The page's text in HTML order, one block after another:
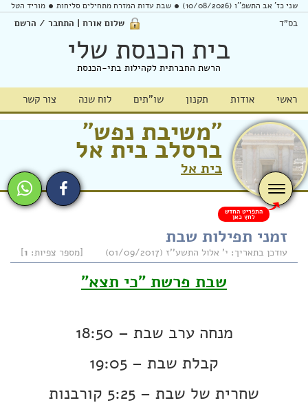
שני כז' אב התשפ''ו (10/08/2026) שבת עדות המזרח מתחילים סליחות מוריד הטל
בס"ד שלום אורח | התחבר / הרשם
בית הכנסת שלי
הרשת החברתית לקהילות בתי-הכנסת
ראשי אודות תקנון שו"תים לוח שנה צור קשר
"משיבת נפש"
ברסלב בית אל
בית אל
התפריט החדש
לחץ כאן
זמני תפילות שבת
עודכן בתאריך: י' אלול התשע''ז (01/09/2017) [מספר צפיות: 1
]
שבת פרשת "כי תצא"
מנחה ערב שבת – 18:50
קבלת שבת – 19:05
שחרית של שבת – 5:25 קורבנות